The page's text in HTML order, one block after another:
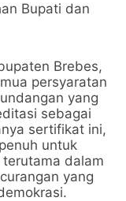
Bupati dan
Brebes,
persyaratan
yang
sebagai
sertifikat ini,
untuk
dalam
yang